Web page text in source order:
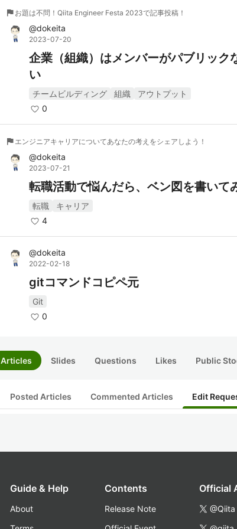
flag お題は不問！Qiita Engineer Festa 2023で記事投稿！
@dokeita
2023-07-20
企業（組織）はメンバーがパブリック
い
チームビルディング 組織
アウトプット
0
flag エンジニアキャリアについてあなたの考えをシェアしよう！
@dokeita
2023-07-21
転職活動で悩んだら、ベン図を書いて
転職
キャリア
4
@dokeita
2022-02-18
gitコマンドコピペ元
Git
0
Articles Slides Questions Likes Public
Posted Articles Commented Articles Edit
Guide & Help
About
Contents
Release Note
Official
@Qiita